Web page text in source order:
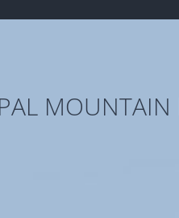
MOUNTAIN